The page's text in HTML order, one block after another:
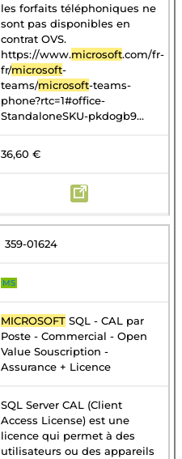
les forfaits téléphoniques ne
sont pas disponibles en
contrat OVS.
https://www.microsoft.com/fr-
fr/microsoft-
teams/microsoft-teams-
phone?rtc=1#office-
StandaloneSKU-pkdogb9...
36,60 €
359-01624
MS
MICROSOFT SQL - CAL par
Poste - Commercial - Open
Value Souscription -
Assurance + Licence
SQL Server CAL (Client
Access License) est une
licence qui permet à des
utilisateurs ou des appareils